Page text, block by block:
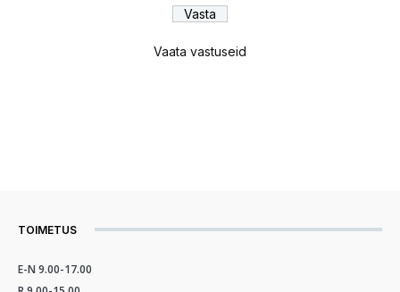
Vaata vastuseid
TOIMETUS
E-N 9.00-17.00